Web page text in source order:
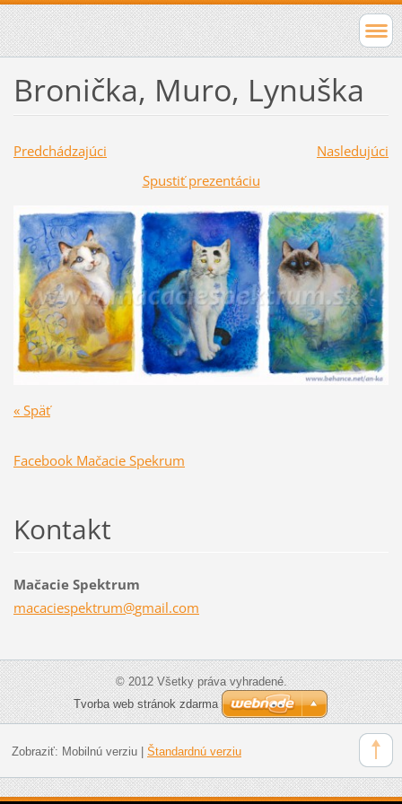
Bronička, Muro, Lynuška
Predchádzajúci
Nasledujúci
Spustiť prezentáciu
« Späť
Facebook Mačacie Spekrum
Kontakt
Mačacie Spektrum
macaciespektrum@gmail.com
© 2012 Všetky práva vyhradené.
Tvorba web stránok zdarma
Zobraziť: Mobilnú verziu| Štandardnú verziu